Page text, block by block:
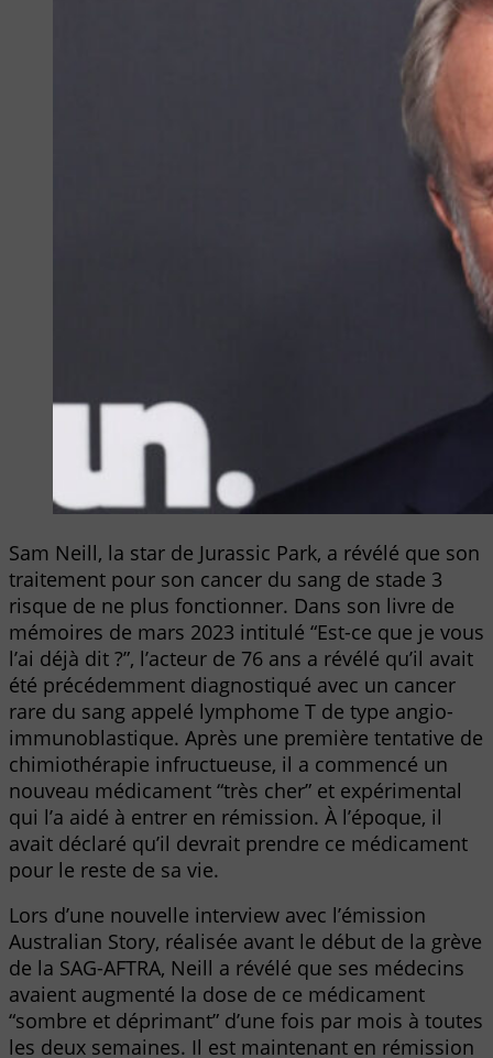
Sam Neill, la star de Jurassic Park, a révélé que son
traitement pour son cancer du sang de stade 3
risque de ne plus fonctionner. Dans son livre de
mémoires de mars 2023 intitulé “Est-ce que je vous
l’ai déjà dit ?”, l’acteur de 76 ans a révélé qu’il avait
été précédemment diagnostiqué avec un cancer
rare du sang appelé lymphome T de type angio-
immunoblastique. Après une première tentative de
chimiothérapie infructueuse, il a commencé un
nouveau médicament “très cher” et expérimental
qui l’a aidé à entrer en rémission. À l’époque, il
avait déclaré qu’il devrait prendre ce médicament
pour le reste de sa vie.
Lors d’une nouvelle interview avec l’émission
Australian Story, réalisée avant le début de la grève
de la SAG-AFTRA, Neill a révélé que ses médecins
avaient augmenté la dose de ce médicament
“sombre et déprimant” d’une fois par mois à toutes
les deux semaines. Il est maintenant en rémission